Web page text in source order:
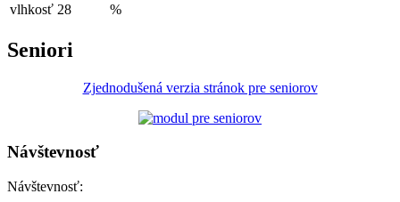
vlhkosť 28 %
Seniori
Zjednodušená verzia stránok pre seniorov
Návštevnosť
Návštevnosť: